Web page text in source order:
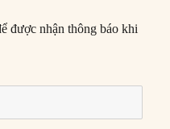
được nhận thông báo khi